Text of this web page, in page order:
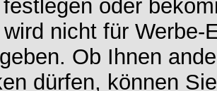
oder
nicht für
Ob Ihnen
dürfen, können